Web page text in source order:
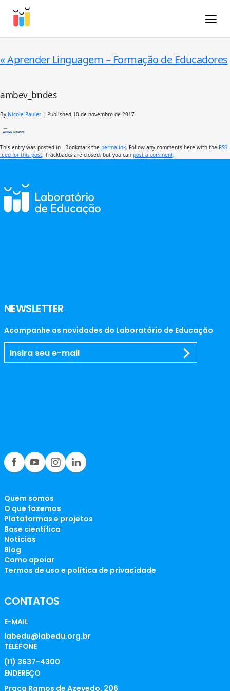
«Aprender Linguagem – Formação de Educadores
ambev_bndes
By Nicole Paulet | Published 10 de novembro de 2017
This entry was posted in . Bookmark the permalink . Follow any comments here with the RSS
feed for this post . Trackbacks are closed, but you can post a comment
NEWSLETTER
Acompanhe as novidades do Laboratório de Educação
Quem somos
O que fazemos
Plataformas e projetos
Base científica
Notícias
Blog
Como apoiar
Termos de uso e política de privacidade
CONTATOS
E-MAIL
labedu@labedu.org.br
TELEFONE
(11) 3637-4300
ENDEREÇO
Praça Ramos de Azevedo, 206